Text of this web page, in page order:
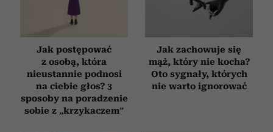
Jak postępować
z osobą, która
nieustannie podnosi
na ciebie głos? 3
sposoby na poradzenie
sobie z „krzykaczem”
Jak zachowuje się
mąż, który nie kocha?
Oto sygnały, których
nie warto ignorować